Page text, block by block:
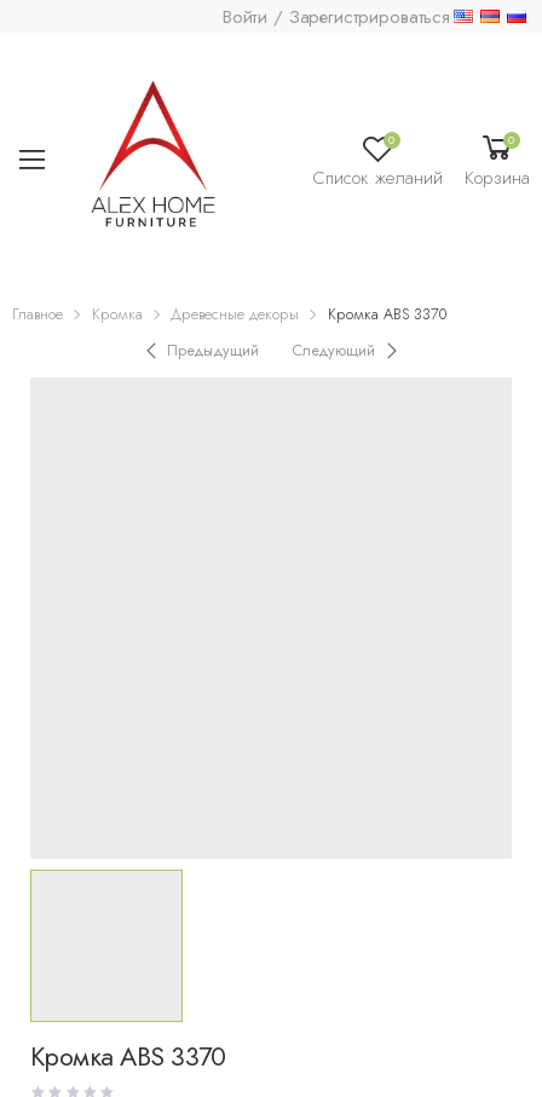
Войти / Зарегистрироваться
0
Список желаний
0
Корзина
Главное Кромка Древесные декоры
Кромка ABS 3370
Предыдущий
Следующий
Кромка ABS 3370